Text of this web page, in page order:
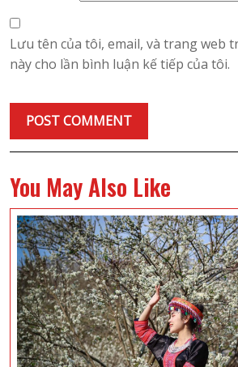
Lưu tên của tôi, email, và trang web
này cho lần bình luận kế tiếp của tôi.
You May Also Like